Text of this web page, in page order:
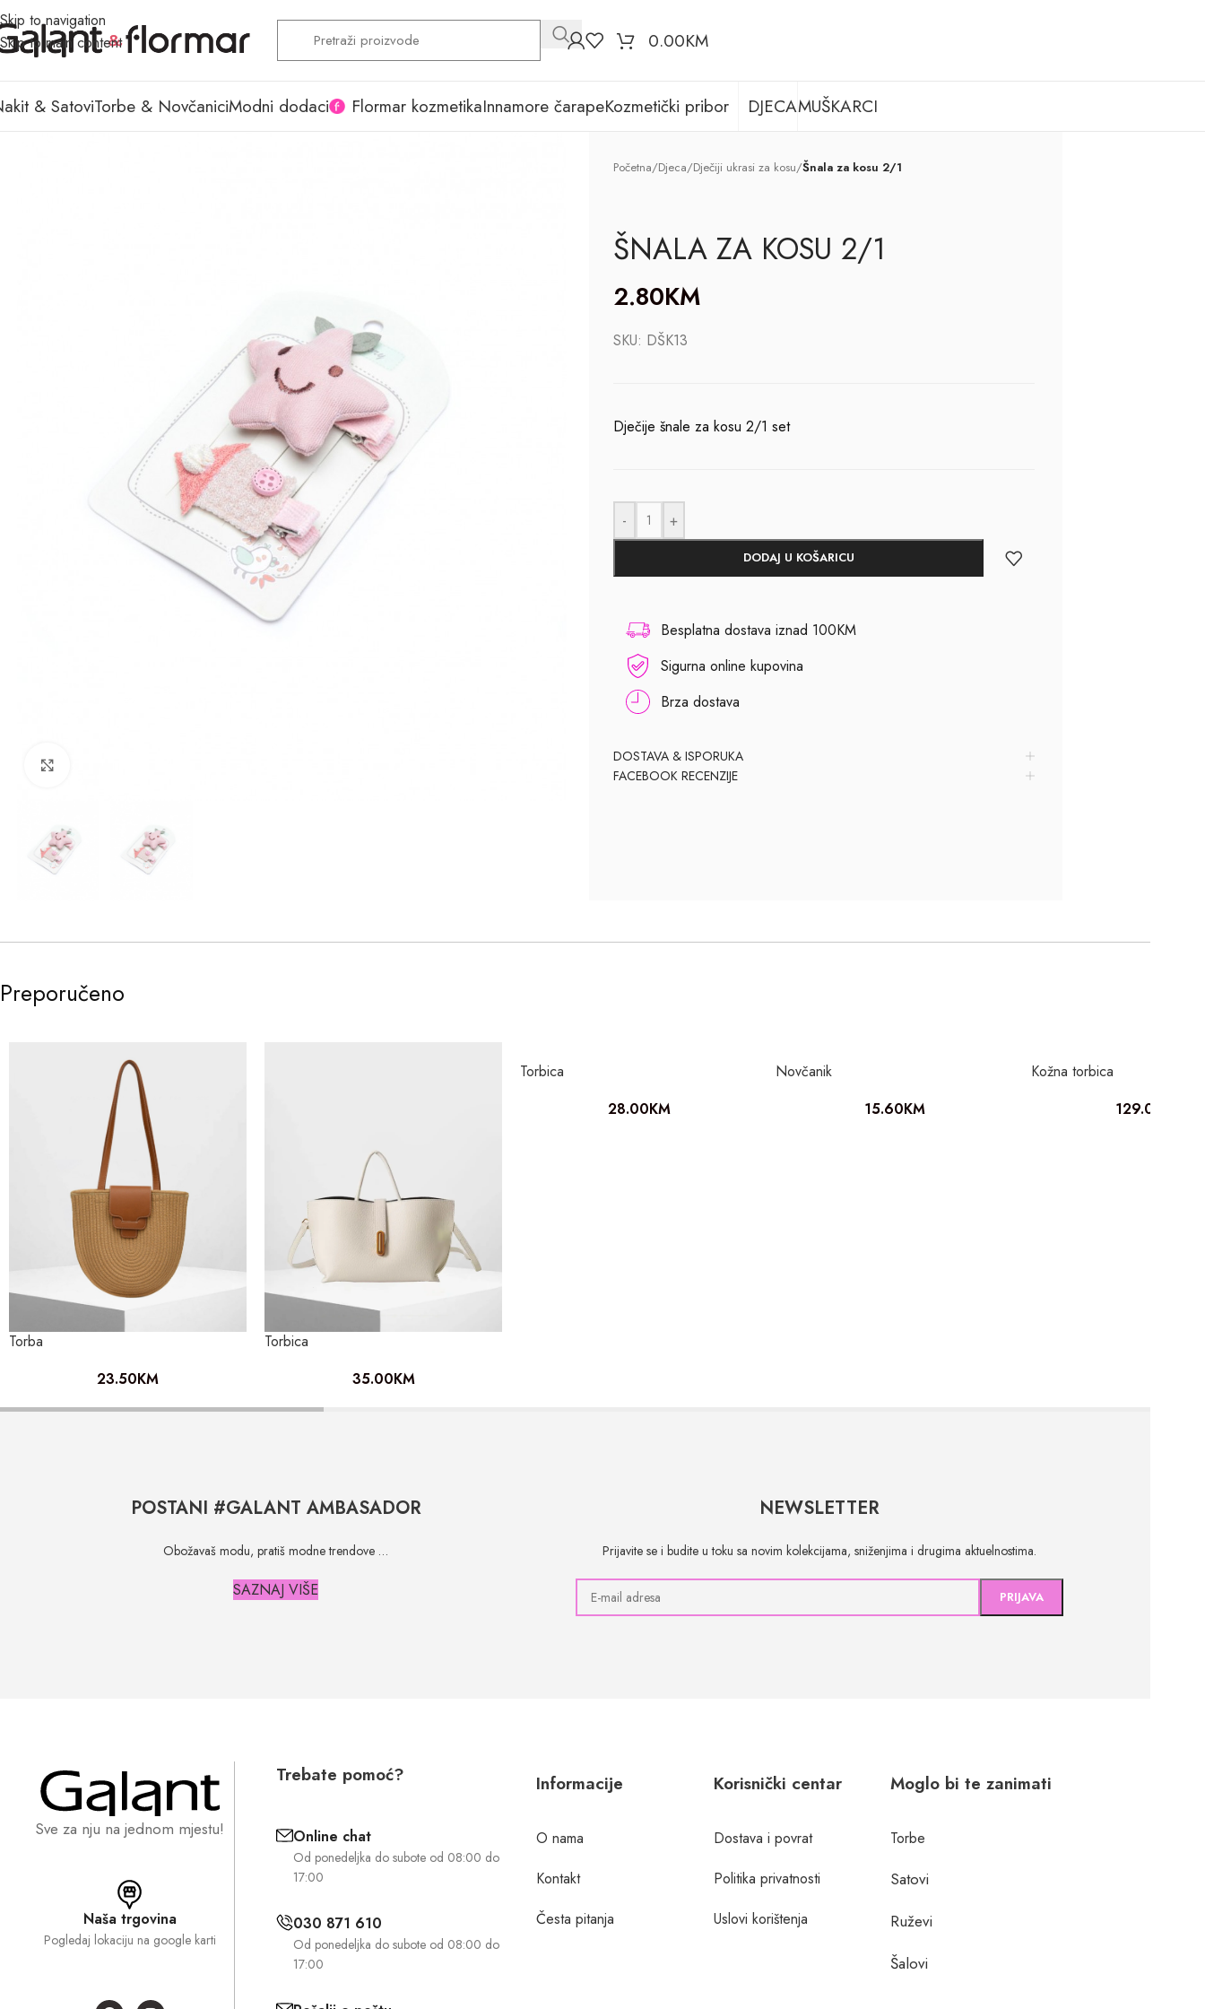
Skip to navigation
Skip to main content
0.00KM
& SatoviTorbe & NovčaniciModni dodaci Flormar kozmetikaInnamore čarapeKozmetički pribor DJECAMUŠKARCI
Početna/Djeca/Dječiji ukrasi za kosu/Šnala za kosu 2/1
ŠNALA ZA KOSU 2/1
2.80KM
SKU: DŠK13
Dječije šnale za kosu 2/1 set
- +
DODAJ U KOŠARICU
Besplatna dostava iznad 100KM
Sigurna online kupovina
Brza dostava
DOSTAVA & ISPORUKA
FACEBOOK RECENZIJE
Preporučeno
Torba
23.50KM
Torbica
35.00KM
Torbica
28.00KM
Novčanik
15.60KM
Kožna torbica
129.00
POSTANI #GALANT AMBASADOR
Obožavaš modu, pratiš modne trendove …
SAZNAJ VIŠE
NEWSLETTER
Prijavite se i budite u toku sa novim kolekcijama, sniženjima i drugima aktuelnostima.
Sve za nju na jednom mjestu!
Naša trgovina
Pogledaj lokaciju na google karti
Trebate pomoć?
Online chat
Od ponedeljka do subote od 08:00 do
17:00
030 871 610
Od ponedeljka do subote od 08:00 do
17:00
Informacije
O nama
Kontakt
Česta pitanja
Korisnički centar
Dostava i povrat
Politika privatnosti
Uslovi korištenja
Moglo bi te zanimati
Torbe
Satovi
Ruževi
Šalovi